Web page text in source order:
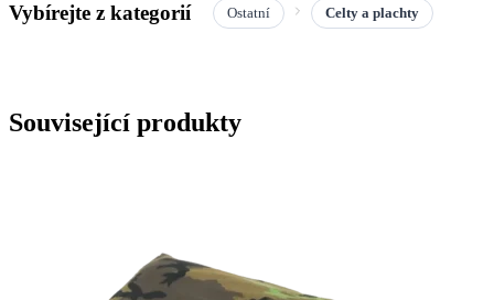
Vybírejte z kategorií Ostatní Celty a plachty
Související produkty